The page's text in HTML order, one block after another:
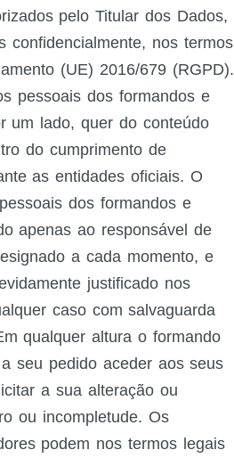
pelo Titular dos Dados,
confidencialmente, nos termos
(UE) 2016/679 (RGPD).
pessoais dos formandos e
um lado, quer do conteúdo
do cumprimento de
as entidades oficiais. O
dos formandos e
apenas ao responsável de
a cada momento, e
justificado nos
caso com salvaguarda
qualquer altura o formando
seu pedido aceder aos seus
a sua alteração ou
ou incompletude. Os
podem nos termos legais